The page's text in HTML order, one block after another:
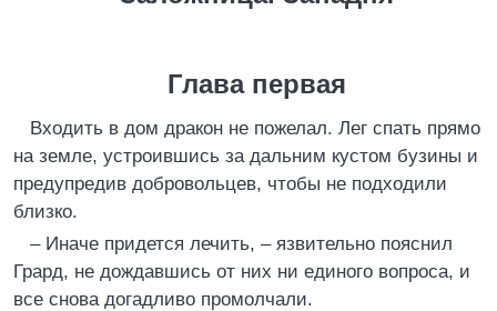
Глава первая
Входить в дом дракон не пожелал. Лег спать прямо
на земле, устроившись за дальним кустом бузины и
предупредив добровольцев, чтобы не подходили
близко.
– Иначе придется лечить, – язвительно пояснил
Грард, не дождавшись от них ни единого вопроса, и
все снова догадливо промолчали.